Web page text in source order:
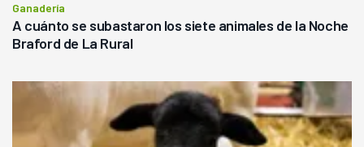
Ganadería
A cuánto se subastaron los siete animales de la Noche
Braford de La Rural